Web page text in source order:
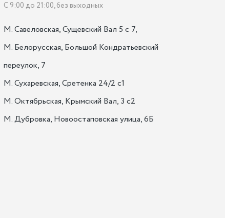
С 9:00 до 21:00, без выходных
М. Савеловская, Сущевский Вал 5 с 7,
М. Белорусская, Большой Кондратьевский
переулок, 7
М. Сухаревская, Сретенка 24/2 с1
М. Октябрьская, Крымский Вал, 3 с2
М. Дубровка, Новоостаповская улица, 6Б